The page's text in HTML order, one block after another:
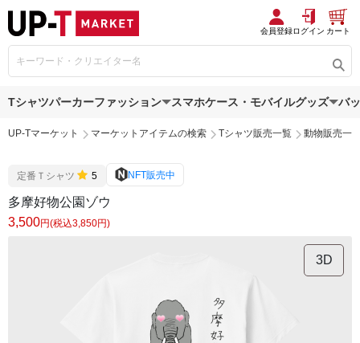
会員登録ログイン カート
Tシャツパーカーファッション スマホケース・モバイルグッズ バ
UP-Tマーケット マーケットアイテムの検索 Tシャツ販売一覧 動物販売一
定番Ｔシャツ 5 NFT販売中
多摩好物公園ゾウ
3,500円(税込3,850円)
3D